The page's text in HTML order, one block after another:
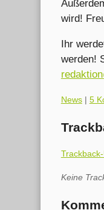
wird!
Ihr
werden!
Kategorien:
News| 5
Keine